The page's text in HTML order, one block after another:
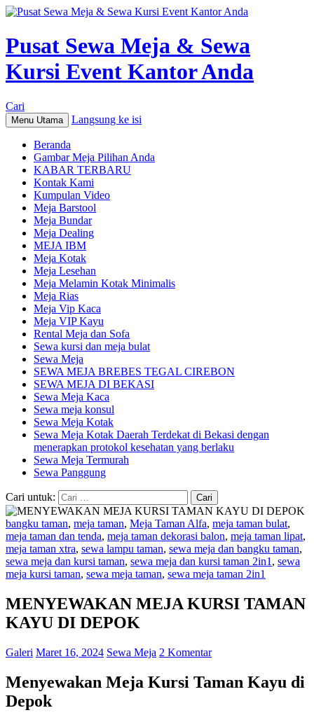
Pusat Sewa Meja & Sewa
Kursi Event Kantor Anda
Cari
Menu Utama Langsung ke isi
Beranda
Gambar Meja Pilihan Anda
KABAR TERBARU
Kontak Kami
Kumpulan Video
Meja Barstool
Meja Bundar
Meja Dealing
MEJA IBM
Meja Kotak
Meja Lesehan
Meja Melamin Kotak Minimalis
Meja Rias
Meja Vip Kaca
Meja VIP Kayu
Rental Meja dan Sofa
Sewa kursi dan meja bulat
Sewa Meja
SEWA MEJA BREBES TEGAL CIREBON
SEWA MEJA DI BEKASI
Sewa Meja Kaca
Sewa meja konsul
Sewa Meja Kotak
Sewa Meja Kotak Daerah Terdekat di Bekasi dengan
menerapkan protokol kesehatan yang berlaku
Sewa Meja Termurah
Sewa Panggung
Cari untuk:
bangku taman, meja taman, Meja Taman Alfa, meja taman bulat,
meja taman dan tenda, meja taman dekorasi balon, meja taman lipat,
meja taman xtra, sewa lampu taman, sewa meja dan bangku taman,
sewa meja dan kursi taman, sewa meja dan kursi taman 2in1 , sewa
meja kursi taman, sewa meja taman, sewa meja taman 2in1
MENYEWAKAN MEJA KURSI TAMAN
KAYU DI DEPOK
Galeri Maret 16, 2024 Sewa Meja 2 Komentar
Menyewakan Meja Kursi Taman Kayu di
Depok